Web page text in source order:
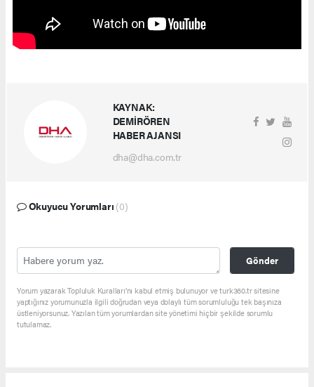
KAYNAK:
DEMİRÖREN
HABER AJANSI
dha@dha.com.tr
Okuyucu Yorumları (0)
Gönder
Yorum yazarak Topluluk Kuralları’nı kabul etmiş bulunuyor ve turk360.tr sitesine
yaptığınız yorumunuzla ilgili doğrudan veya dolaylı tüm sorumluluğu tek başınıza
üstleniyorsunuz. Yazılan tüm yorumlardan site yönetimi hiçbir şekilde sorumlu
tutulamaz.